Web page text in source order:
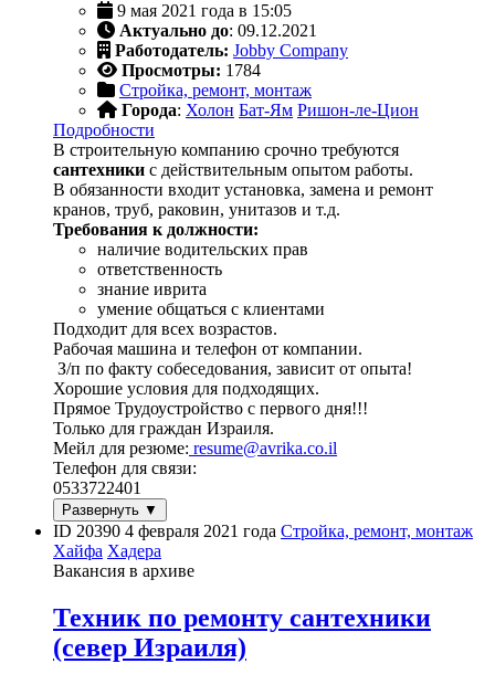
9 мая 2021 года в 15:05
Актуально до: 09.12.2021
Работодатель: Jobby Company
Просмотры: 1784
Стройка, ремонт, монтаж
Города: Холон Бат-Ям Ришон-ле-Цион
Подробности
В строительную компанию срочно требуются
сантехники с действительным опытом работы.
В обязанности входит установка, замена и ремонт
кранов, труб, раковин, унитазов и т.д.
Требования к должности:
наличие водительских прав
ответственность
знание иврита
умение общаться с клиентами
Подходит для всех возрастов.
Рабочая машина и телефон от компании.
З/п по факту собеседования, зависит от опыта!
Хорошие условия для подходящих.
Прямое Трудоустройство с первого дня!!!
Только для граждан Израиля.
Мейл для резюме: resume@avrika.co.il
Телефон для связи:
0533722401
Развернуть ▼
ID 20390 4 февраля 2021 года Стройка, ремонт, монтаж
Хайфа Хадера
Вакансия в архиве
Техник по ремонту сантехники
(север Израиля)